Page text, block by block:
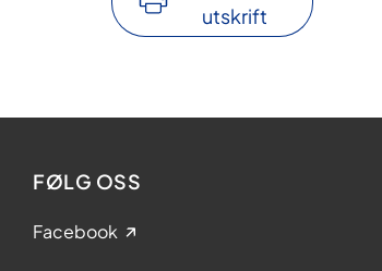
utskrift
FØLG OSS
Facebook